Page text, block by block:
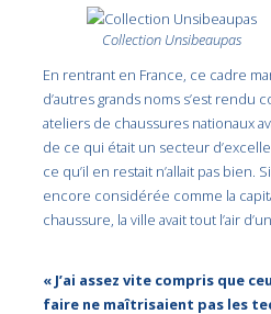
Collection Unsibeaupas
En rentrant en France, ce cadre
d’autres grands noms s’est rendu
ateliers de chaussures nationaux
de ce qui était un secteur
ce qu’il en restait n’allait pas bien.
encore considérée comme la
chaussure, la ville avait tout l’air
« J’ai assez vite compris que
faire ne maîtrisaient pas les